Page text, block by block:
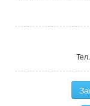
Тел.